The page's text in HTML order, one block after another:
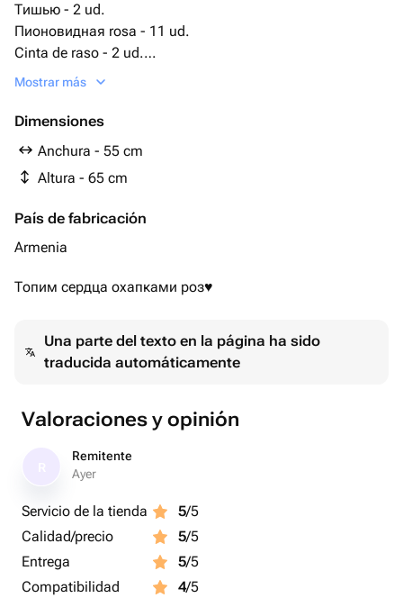
Тишью - 2 ud.
Пионовидная rosa - 11 ud.
Cinta de raso - 2 ud.
Embalaje de diseño - 5 ud.
Mostrar más
Dimensiones
Anchura - 55 cm
Altura - 65 cm
País de fabricación
Armenia
Топим сердца охапками роз♥️
Una parte del texto en la página ha sido
traducida automáticamente
Valoraciones y opinión
Remitente
Ayer
Servicio de la tienda 5/5
Calidad/precio
5/5
Entrega
5/5
Compatibilidad
4/5